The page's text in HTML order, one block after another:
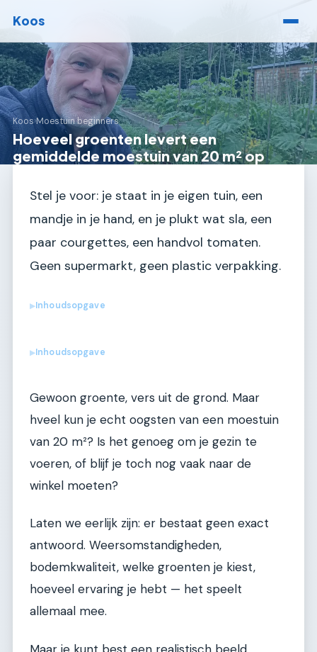
Koos
Koos›Moestuin beginners
Hoeveel groenten levert een
gemiddelde moestuin van 20 m² op
Stel je voor: je staat in je eigen tuin, een
mandje in je hand, en je plukt wat sla, een
paar courgettes, een handvol tomaten.
Geen supermarkt, geen plastic verpakking.
▶Inhoudsopgave
▶Inhoudsopgave
Gewoon groente, vers uit de grond. Maar
hveel kun je echt oogsten van een moestuin
van 20 m²? Is het genoeg om je gezin te
voeren, of blijf je toch nog vaak naar de
winkel moeten?
Laten we eerlijk zijn: er bestaat geen exact
antwoord. Weersomstandigheden,
bodemkwaliteit, welke groenten je kiest,
hoeveel ervaring je hebt — het speelt
allemaal mee.